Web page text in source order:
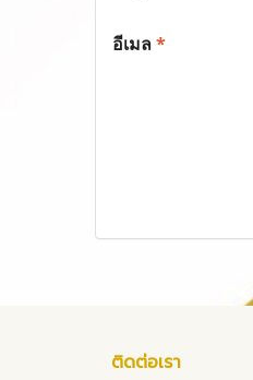
อีเมล*
ติดต่อเรา